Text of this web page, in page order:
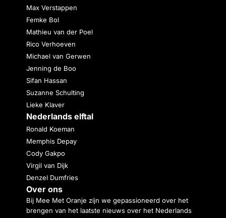
Max Verstappen
Femke Bol
Mathieu van der Poel
Rico Verhoeven
Michael van Gerwen
Jenning de Boo
Sifan Hassan
Suzanne Schulting
Lieke Klaver
Nederlands elftal
Ronald Koeman
Memphis Depay
Cody Gakpo
Virgil van Dijk
Denzel Dumfries
Over ons
Bij Mee Met Oranje zijn we gepassioneerd over het
brengen van het laatste nieuws over het Nederlands